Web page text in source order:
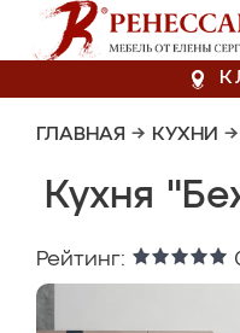
ГЛАВНАЯ → КУХНИ →
Кухня
Рейтинг: